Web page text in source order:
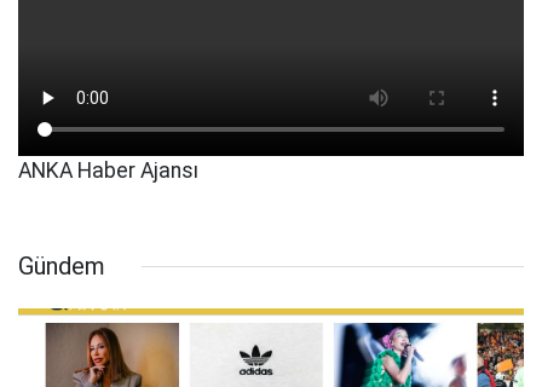
ANKA Haber Ajansı
Gündem